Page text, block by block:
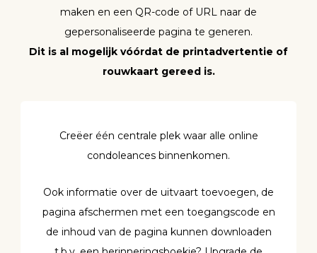
maken en een QR-code of URL naar de
gepersonaliseerde pagina te generen.
Dit is al mogelijk vóórdat de printadvertentie of
rouwkaart gereed is.
Creëer één centrale plek waar alle online
condoleances binnenkomen.
Ook informatie over de uitvaart toevoegen, de
pagina afschermen met een toegangscode en
de inhoud van de pagina kunnen downloaden